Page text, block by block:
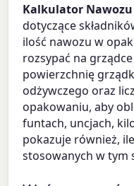
Kalkulator Nawozu
dotyczące
ilość nawozu w
rozsypać na
powierzchnię
odżywczego oraz
opakowaniu, aby
funtach, uncjach,
pokazuje również,
stosowanych w tym